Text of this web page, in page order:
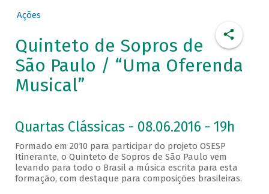
Ações
Quinteto de Sopros de
São Paulo / “Uma Oferenda
Musical”
Quartas Clássicas - 08.06.2016 - 19h
Formado em 2010 para participar do projeto OSESP
Itinerante, o Quinteto de Sopros de São Paulo vem
levando para todo o Brasil a música escrita para esta
formação, com destaque para composições brasileiras.